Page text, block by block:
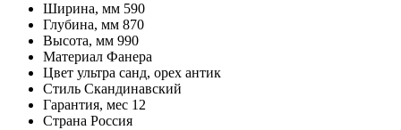
Ширина, мм 590
Глубина, мм 870
Высота, мм 990
Материал Фанера
Цвет ультра санд, орех антик
Стиль Скандинавский
Гарантия, мес 12
Страна Россия